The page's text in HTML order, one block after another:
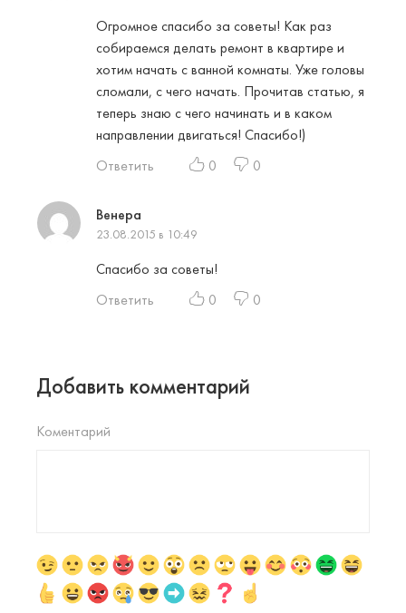
Огромное спасибо за советы! Как раз
собираемся делать ремонт в квартире и
хотим начать с ванной комнаты. Уже головы
сломали, с чего начать. Прочитав статью, я
теперь знаю с чего начинать и в каком
направлении двигаться! Спасибо!)
Ответить
0 0
Венера
23.08.2015 в 10:49
Спасибо за советы!
Ответить
0 0
Добавить комментарий
Коментарий